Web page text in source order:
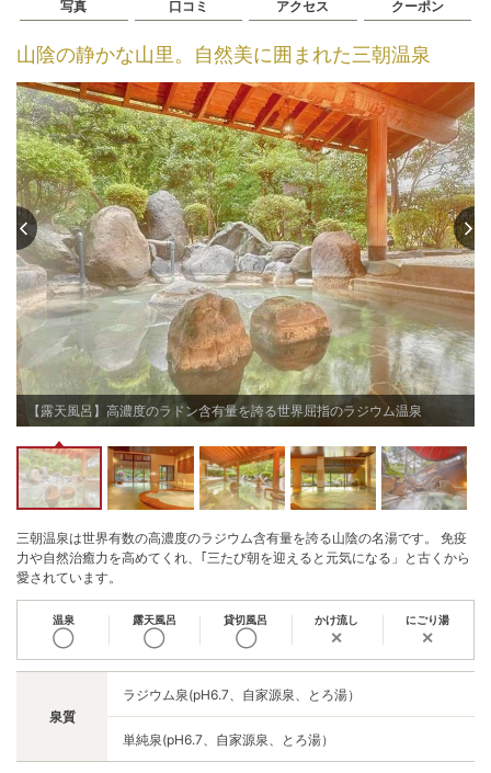
写真 口コミ アクセス クーポン
山陰の静かな山里。自然美に囲まれた三朝温泉
【露天風呂】高濃度のラドン含有量を誇る世界屈指のラジウム温泉
三朝温泉は世界有数の高濃度のラジウム含有量を誇る山陰の名湯です。 免疫
力や自然治癒力を高めてくれ、｢三たび朝を迎えると元気になる」と古くから
愛されています。
温泉
◯
露天風呂
◯
貸切風呂
◯
かけ流し
✕
にごり湯
✕
泉質
ラジウム泉(pH6.7、自家源泉、とろ湯）
単純泉(pH6.7、自家源泉、とろ湯）